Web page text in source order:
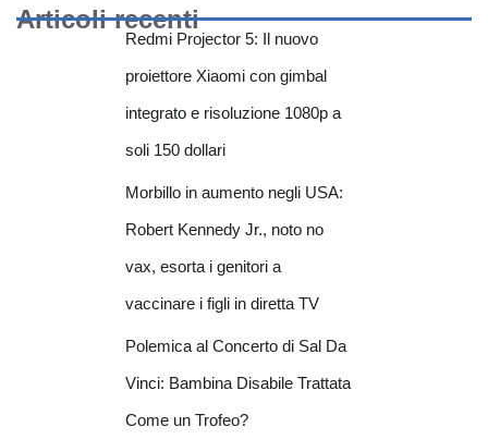
Articoli recenti
Redmi Projector 5: Il nuovo
proiettore Xiaomi con gimbal
integrato e risoluzione 1080p a
soli 150 dollari
Morbillo in aumento negli USA:
Robert Kennedy Jr., noto no
vax, esorta i genitori a
vaccinare i figli in diretta TV
Polemica al Concerto di Sal Da
Vinci: Bambina Disabile Trattata
Come un Trofeo?